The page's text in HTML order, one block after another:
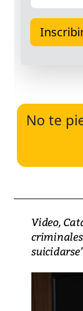
No te
Video,
suicidarse’